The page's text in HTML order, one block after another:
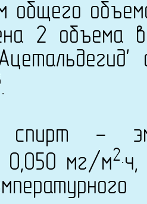
общего
2 объема
.
спирт -
0,050 мг/м2